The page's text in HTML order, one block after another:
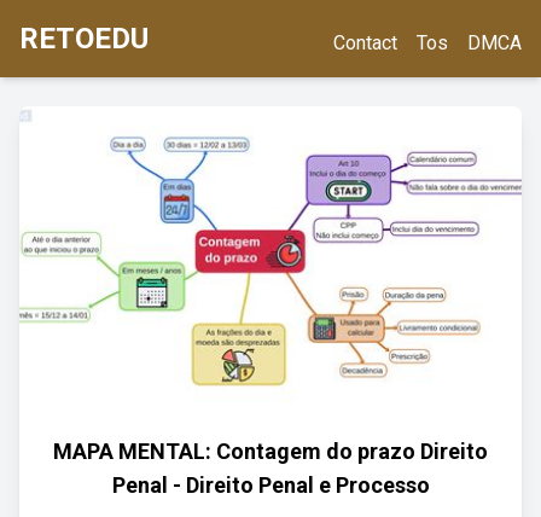
RETOEDU Contact Tos DMCA
MAPA MENTAL: Contagem do prazo Direito
Penal - Direito Penal e Processo